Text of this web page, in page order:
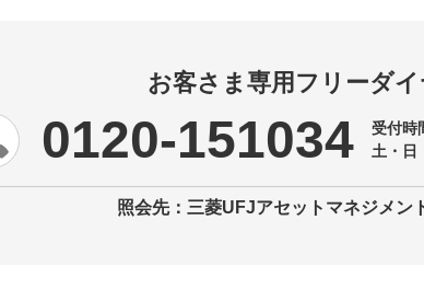
お客さま専用フリーダ
0120-151034
受付時
土・日
照会先：三菱UFJアセットマネジメン